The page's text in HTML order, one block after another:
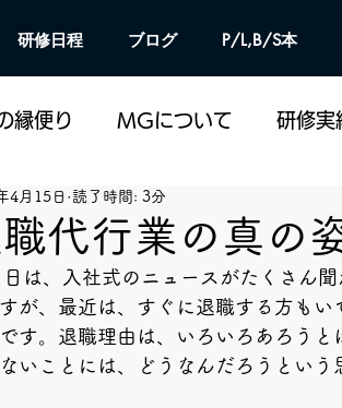
研修日程 ブログ P/L,B/S本
縁便り MGについて 研修実
代行業の真の
4月15日 読了時間: 3分
は、入社式のニュースがたくさん
が、最近は、すぐに退職する方もい
す。退職理由は、いろいろあろう
いことには、どうなんだろうという